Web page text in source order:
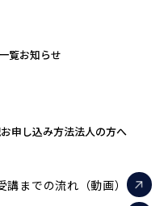
覧お知らせ
お申し込み方法法人の方へ
までの流れ（動画）